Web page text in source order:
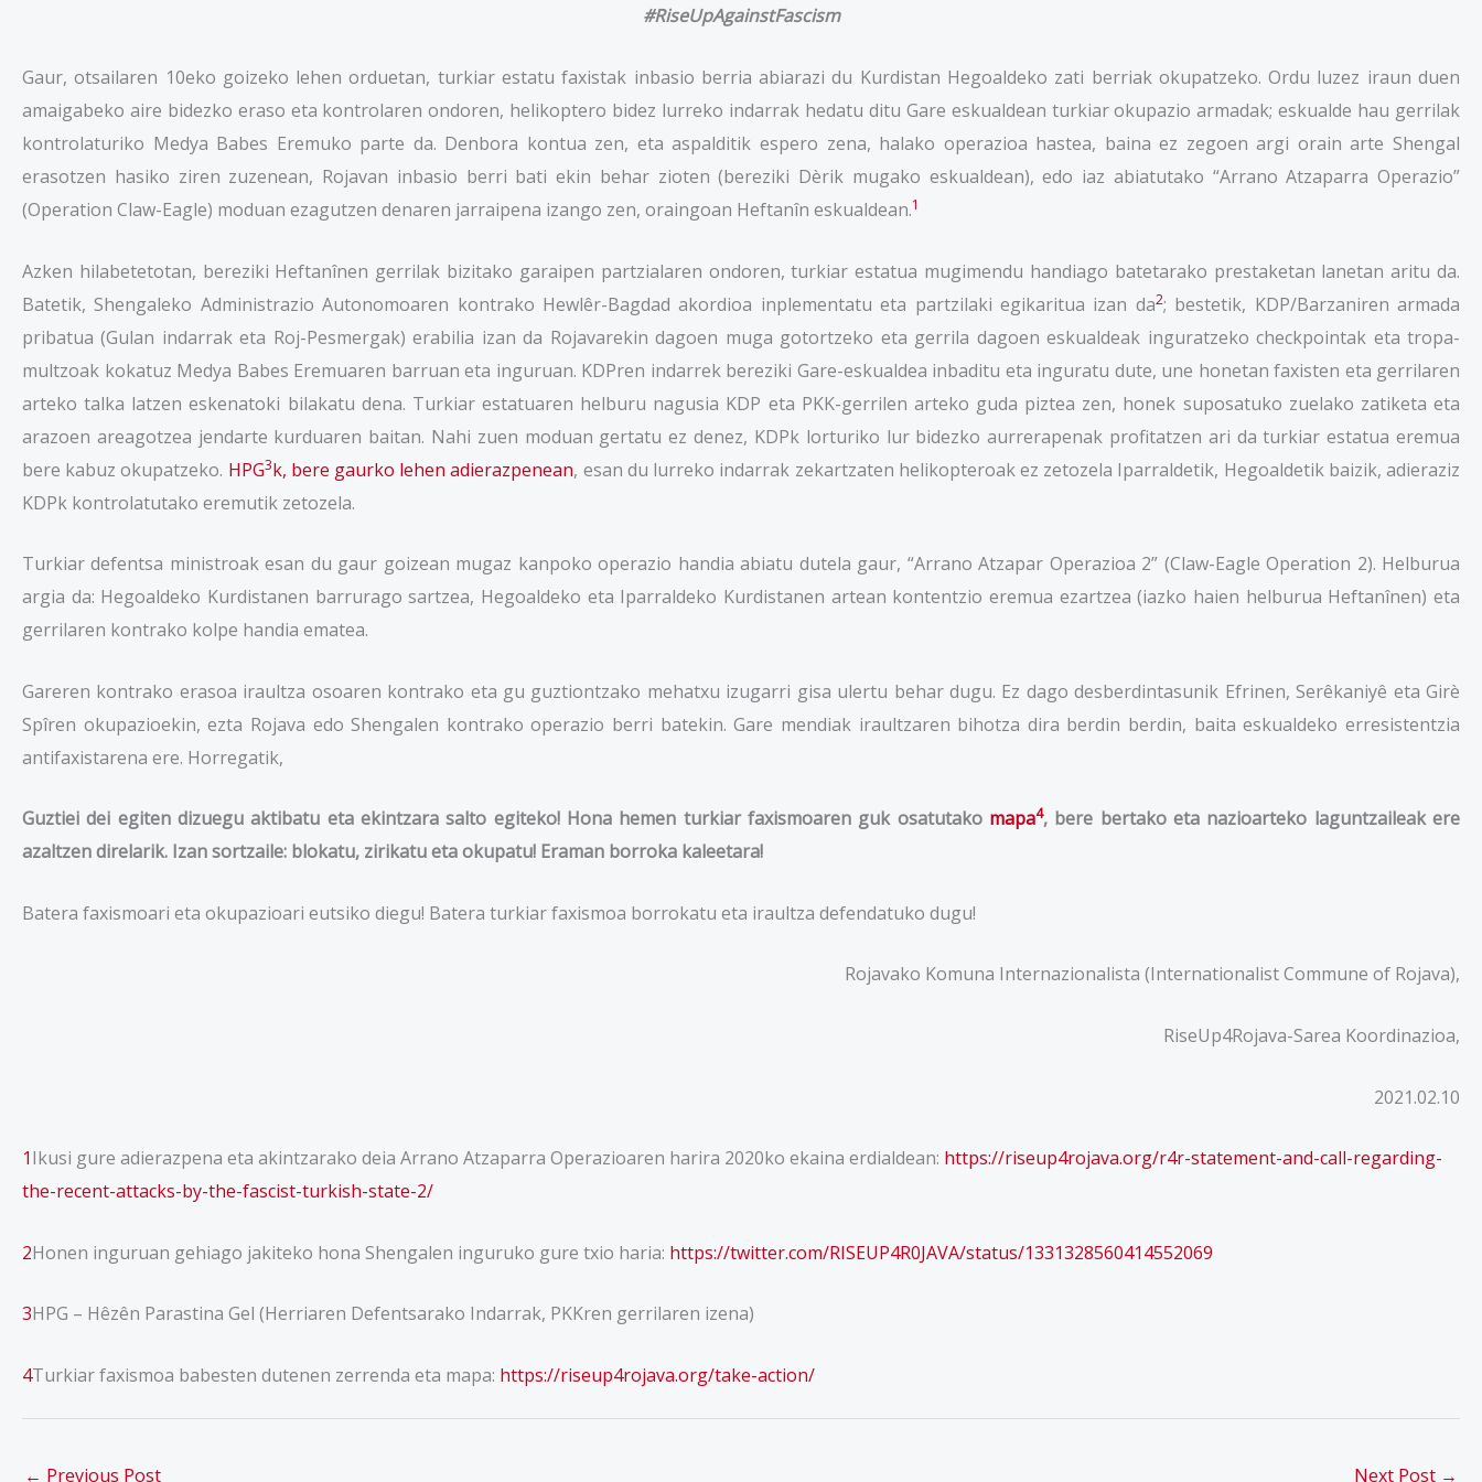
#RiseUpAgainstFascism
Gaur, otsailaren 10eko goizeko lehen orduetan, turkiar estatu faxistak inbasio berria abiarazi du Kurdistan Hegoaldeko zati berriak okupatzeko. Ordu luzez iraun duen
amaigabeko aire bidezko eraso eta kontrolaren ondoren, helikoptero bidez lurreko indarrak hedatu ditu Gare eskualdean turkiar okupazio armadak; eskualde hau gerrilak
kontrolaturiko Medya Babes Eremuko parte da. Denbora kontua zen, eta aspalditik espero zena, halako operazioa hastea, baina ez zegoen argi orain arte Shengal
erasotzen hasiko ziren zuzenean, Rojavan inbasio berri bati ekin behar zioten (bereziki Dèrik mugako eskualdean), edo iaz abiatutako “Arrano Atzaparra Operazio”
(Operation Claw-Eagle) moduan ezagutzen denaren jarraipena izango zen, oraingoan Heftanîn eskualdean.1
Azken hilabetetotan, bereziki Heftanînen gerrilak bizitako garaipen partzialaren ondoren, turkiar estatua mugimendu handiago batetarako prestaketan lanetan aritu da.
Batetik, Shengaleko Administrazio Autonomoaren kontrako Hewlêr-Bagdad akordioa inplementatu eta partzilaki egikaritua izan da2; bestetik, KDP/Barzaniren armada
pribatua (Gulan indarrak eta Roj-Pesmergak) erabilia izan da Rojavarekin dagoen muga gotortzeko eta gerrila dagoen eskualdeak inguratzeko checkpointak eta tropa-
multzoak kokatuz Medya Babes Eremuaren barruan eta inguruan. KDPren indarrek bereziki Gare-eskualdea inbaditu eta inguratu dute, une honetan faxisten eta gerrilaren
arteko talka latzen eskenatoki bilakatu dena. Turkiar estatuaren helburu nagusia KDP eta PKK-gerrilen arteko guda piztea zen, honek suposatuko zuelako zatiketa eta
arazoen areagotzea jendarte kurduaren baitan. Nahi zuen moduan gertatu ez denez, KDPk lorturiko lur bidezko aurrerapenak profitatzen ari da turkiar estatua eremua
bere kabuz okupatzeko. HPG3k, bere gaurko lehen adierazpenean, esan du lurreko indarrak zekartzaten helikopteroak ez zetozela Iparraldetik, Hegoaldetik baizik, adieraziz
KDPk kontrolatutako eremutik zetozela.
Turkiar defentsa ministroak esan du gaur goizean mugaz kanpoko operazio handia abiatu dutela gaur, “Arrano Atzapar Operazioa 2” (Claw-Eagle Operation 2). Helburua
argia da: Hegoaldeko Kurdistanen barrurago sartzea, Hegoaldeko eta Iparraldeko Kurdistanen artean kontentzio eremua ezartzea (iazko haien helburua Heftanînen) eta
gerrilaren kontrako kolpe handia ematea.
Gareren kontrako erasoa iraultza osoaren kontrako eta gu guztiontzako mehatxu izugarri gisa ulertu behar dugu. Ez dago desberdintasunik Efrinen, Serêkaniyê eta Girè
Spîren okupazioekin, ezta Rojava edo Shengalen kontrako operazio berri batekin. Gare mendiak iraultzaren bihotza dira berdin berdin, baita eskualdeko erresistentzia
antifaxistarena ere. Horregatik,
Guztiei dei egiten dizuegu aktibatu eta ekintzara salto egiteko! Hona hemen turkiar faxismoaren guk osatutako mapa4, bere bertako eta nazioarteko laguntzaileak ere
azaltzen direlarik. Izan sortzaile: blokatu, zirikatu eta okupatu! Eraman borroka kaleetara!
Batera faxismoari eta okupazioari eutsiko diegu! Batera turkiar faxismoa borrokatu eta iraultza defendatuko dugu!
Rojavako Komuna Internazionalista (Internationalist Commune of Rojava),
RiseUp4Rojava-Sarea Koordinazioa,
2021.02.10
1Ikusi gure adierazpena eta akintzarako deia Arrano Atzaparra Operazioaren harira 2020ko ekaina erdialdean: https://riseup4rojava.org/r4r-statement-and-call-regarding-
the-recent-attacks-by-the-fascist-turkish-state-2/
2Honen inguruan gehiago jakiteko hona Shengalen inguruko gure txio haria: https://twitter.com/RISEUP4R0JAVA/status/1331328560414552069
3HPG – Hêzên Parastina Gel (Herriaren Defentsarako Indarrak, PKKren gerrilaren izena)
4Turkiar faxismoa babesten dutenen zerrenda eta mapa: https://riseup4rojava.org/take-action/
← Previous Post Next Post →